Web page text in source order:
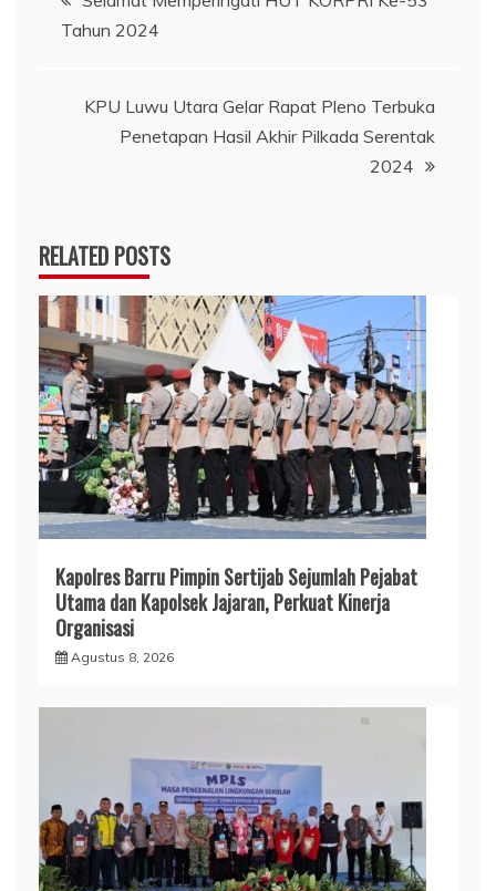
pos
Tahun 2024
KPU Luwu Utara Gelar Rapat Pleno Terbuka
Penetapan Hasil Akhir Pilkada Serentak
2024
RELATED POSTS
Kapolres Barru Pimpin Sertijab Sejumlah Pejabat
Utama dan Kapolsek Jajaran, Perkuat Kinerja
Organisasi
Agustus 8, 2026